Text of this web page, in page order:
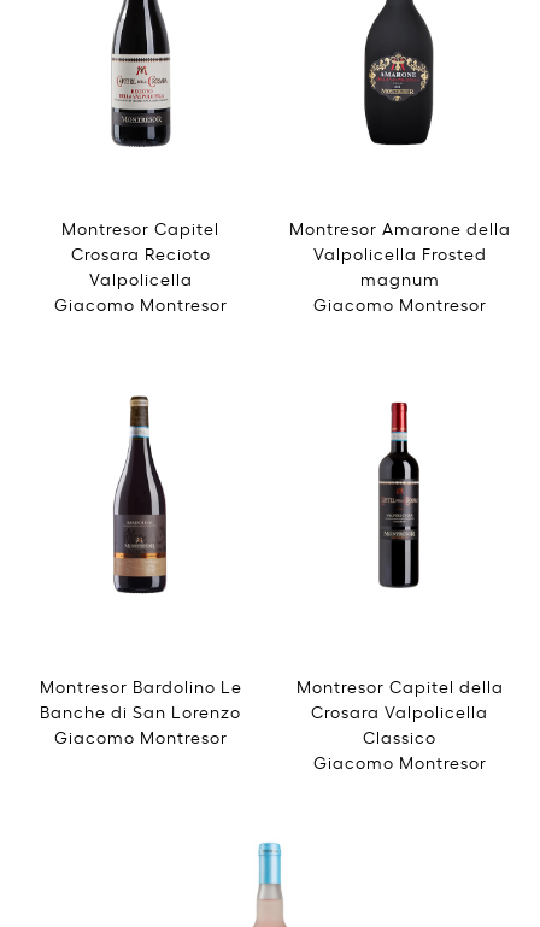
Montresor Capitel
Crosara Recioto
Valpolicella
Giacomo Montresor
Montresor Amarone della
Valpolicella Frosted
magnum
Giacomo Montresor
Montresor Bardolino Le
Banche di San Lorenzo
Giacomo Montresor
Montresor Capitel della
Crosara Valpolicella
Classico
Giacomo Montresor